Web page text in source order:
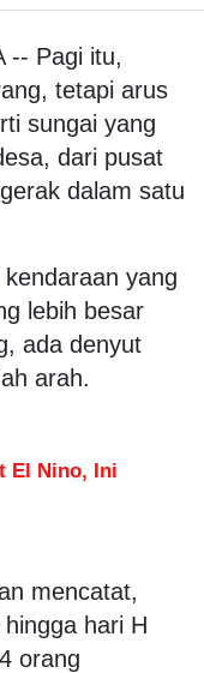
-- Pagi itu,
tetapi arus
sungai yang
dari pusat
dalam satu
yang
lebih besar
ada denyut
arah.
El Nino, Ini
mencatat,
hari H
orang